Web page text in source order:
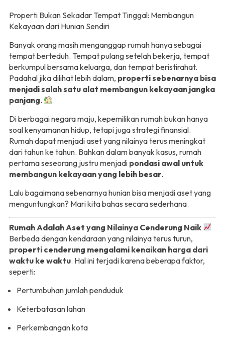
Properti Bukan Sekadar Tempat Tinggal: Membangun
Kekayaan dari Hunian Sendiri
Banyak orang masih menganggap rumah hanya sebagai
tempat berteduh. Tempat pulang setelah bekerja, tempat
berkumpul bersama keluarga, dan tempat beristirahat.
Padahal jika dilihat lebih dalam, properti sebenarnya bisa
menjadi salah satu alat membangun kekayaan jangka
panjang.
Di berbagai negara maju, kepemilikan rumah bukan hanya
soal kenyamanan hidup, tetapi juga strategi finansial.
Rumah dapat menjadi aset yang nilainya terus meningkat
dari tahun ke tahun. Bahkan dalam banyak kasus, rumah
pertama seseorang justru menjadi pondasi awal untuk
membangun kekayaan yang lebih besar.
Lalu bagaimana sebenarnya hunian bisa menjadi aset yang
menguntungkan? Mari kita bahas secara sederhana.
Rumah Adalah Aset yang Nilainya Cenderung Naik
Berbeda dengan kendaraan yang nilainya terus turun,
properti cenderung mengalami kenaikan harga dari
waktu ke waktu. Hal ini terjadi karena beberapa faktor,
seperti:
Pertumbuhan jumlah penduduk
Keterbatasan lahan
Perkembangan kota